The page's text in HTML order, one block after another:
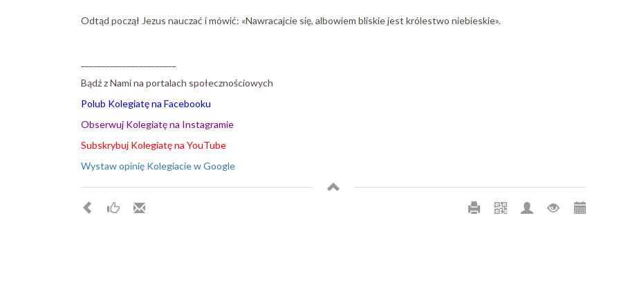
Odtąd począł Jezus nauczać i mówić: «Nawracajcie się, albowiem bliskie jest królestwo niebieskie».
Bądź z Nami na portalach społecznościowych
Polub Kolegiatę na Facebooku
Obserwuj Kolegiatę na Instagramie
Subskrybuj Kolegiatę na YouTube
Wystaw opinię Kolegiacie w Google